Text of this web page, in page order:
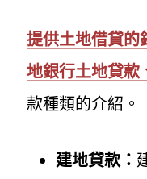
提供土地借貸的
地銀行土地貸款
款種類的介紹。
建地貸款：